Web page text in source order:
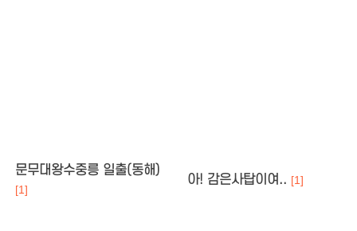
문무대왕수중릉 일출(동해)
[1]
아! 감은사탑이여.. [1]